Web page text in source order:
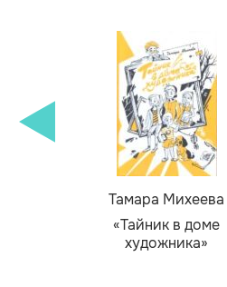
Тамара Михеева
«Тайник в доме
художника»